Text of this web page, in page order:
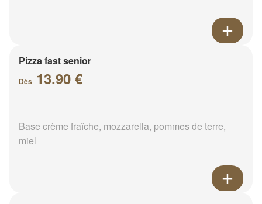
Pizza fast senior
Dès 13.90 €
Base crème fraîche, mozzarella, pommes de terre,
miel